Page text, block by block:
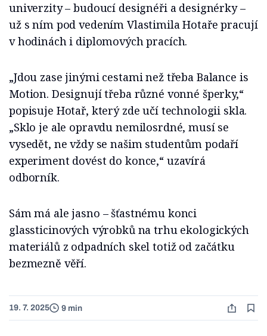
univerzity – budoucí designéři a designérky –
už s ním pod vedením Vlastimila Hotaře pracují
v hodinách i diplomových pracích.
„Jdou zase jinými cestami než třeba Balance is
Motion. Designují třeba různé vonné šperky,“
popisuje Hotař, který zde učí technologii skla.
„Sklo je ale opravdu nemilosrdné, musí se
vysedět, ne vždy se našim studentům podaří
experiment dovést do konce,“ uzavírá
odborník.
Sám má ale jasno – šťastnému konci
glassticinových výrobků na trhu ekologických
materiálů z odpadních skel totiž od začátku
bezmezně věří.
19. 7. 2025 9 min